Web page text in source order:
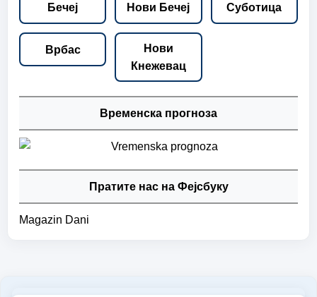
Бечеј Нови Бечеј Суботица
Врбас
Нови
Кнежевац
Временска прогноза
Пратите нас на Фејсбуку
Magazin Dani